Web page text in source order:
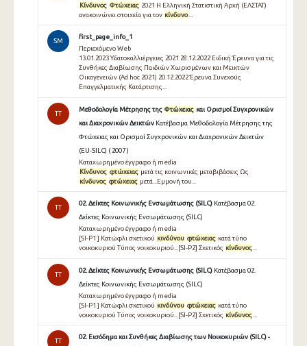
Κίνδυνος Φτώχειας 2021 Η Ελληνική Στατιστική Αρχή (ΕΛΣΤΑΤ)
ανακοινώνει στοιχεία για τον κίνδυνο...
SM
first_page_info_1
Περιεχόμενο Web
13.01.2023 Υδατοκαλλιέργειες 2021 28.12.2022 Ειδική Έρευνα για τις
Συνθήκες Διαβίωσης Παιδιών Χωρισμένων και Μεικτών
Οικογενειών (Ad hoc 2021) 20.12.2022 Έρευνα Συνεχούς
Επαγγελματικής Κατάρτισης...
TT
Μεθοδολογία Μέτρησης της Φτώχειας και Ορισμοί Συγχρονικών
και Διαχρονικών Δεικτών Κατέβασμα Μεθοδολογία Μέτρησης της
Φτώχειας και Ορισμοί Συγχρονικών και Διαχρονικών Δεικτών
(EU-SILC) ( 2007 )
Καταχωρημένο έγγραφο ή media
Κίνδυνος φτώχειας μετά τις κοινωνικές μεταβιβάσεις Ως
κίνδυνος φτώχειας μετά...Εμμονή του...
TT
02. Δείκτες Κοινωνικής Ενσωμάτωσης (SILC) Κατέβασμα 02.
Δείκτες Κοινωνικής Ενσωμάτωσης (SILC)
Καταχωρημένο έγγραφο ή media
[SI-P1 ] Κατώφλι σχετικού κινδύνου φτώχειας κατά τύπο
νοικοκυριού Τύπος νοικοκυριού...[SI-P2] Σχετικός κίνδυνος...
TT
02. Δείκτες Κοινωνικής Ενσωμάτωσης (SILC) Κατέβασμα 02.
Δείκτες Κοινωνικής Ενσωμάτωσης (SILC)
Καταχωρημένο έγγραφο ή media
[SI-P1 ] Κατώφλι σχετικού κινδύνου φτώχειας κατά τύπο
νοικοκυριού Τύπος νοικοκυριού...[SI-P2] Σχετικός κίνδυνος
TT
02. Εισόδημα και Συνθήκες Διαβίωσης των Νοικοκυριών (SILC) -